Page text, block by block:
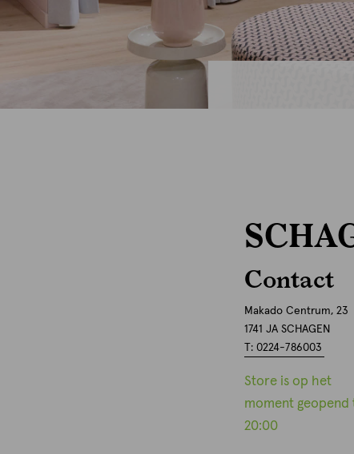
Contact
Makado Centrum, 23
1741 JA SCHAGEN
T: 0224-786003
Store is op het
moment geopend
20:00